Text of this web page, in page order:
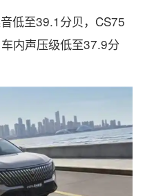
低至39.1分贝，CS75
内声压级低至37.9分